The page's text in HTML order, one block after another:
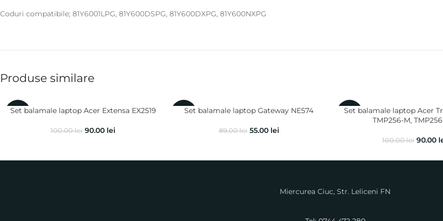
Coduri compatibile; 81Y6001LPG, 81Y600DSPG, 81Y600DXPG, 81Y600NXPG
Produse similare
-10%
Set balamale laptop Acer Extensa EX2519
100.00lei 90.00 lei
-38%
Set balamale laptop Gateway NE574
89.00lei 55.00 lei
-10%
Set balamale laptop Acer
TMP256-M,
100.00lei 90.00
Miercurea Ciuc, Str. Leliceni FN